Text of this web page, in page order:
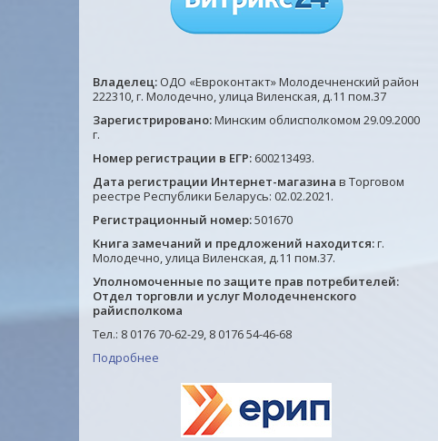
Владелец: ОДО «Евроконтакт» Молодечненский район
222310, г. Молодечно, улица Виленская, д.11 пом.37
Зарегистрировано:Минским облисполкомом 29.09.2000
г.
Номер регистрации в ЕГР: 600213493.
Дата регистрации Интернет-магазина в Торговом
реестре Республики Беларусь: 02.02.2021.
Регистрационный номер:501670
Книга замечаний и предложений находится:г.
Молодечно, улица Виленская, д.11 пом.37.
Уполномоченные по защите прав потребителей:
Отдел торговли и услуг Молодечненского
райисполкома
Тел.: 8 0176 70-62-29, 8 0176 54-46-68
Подробнее